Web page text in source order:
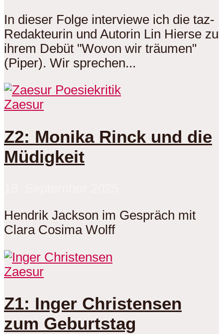
In dieser Folge interviewe ich die taz-
Redakteurin und Autorin Lin Hierse zu
ihrem Debüt "Wovon wir träumen"
(Piper). Wir sprechen...
Zaesur
Z2: Monika Rinck und die
Müdigkeit
Hendrik Jackson im Gespräch mit
Clara Cosima Wolff
Zaesur
Z1: Inger Christensen
zum Geburtstag